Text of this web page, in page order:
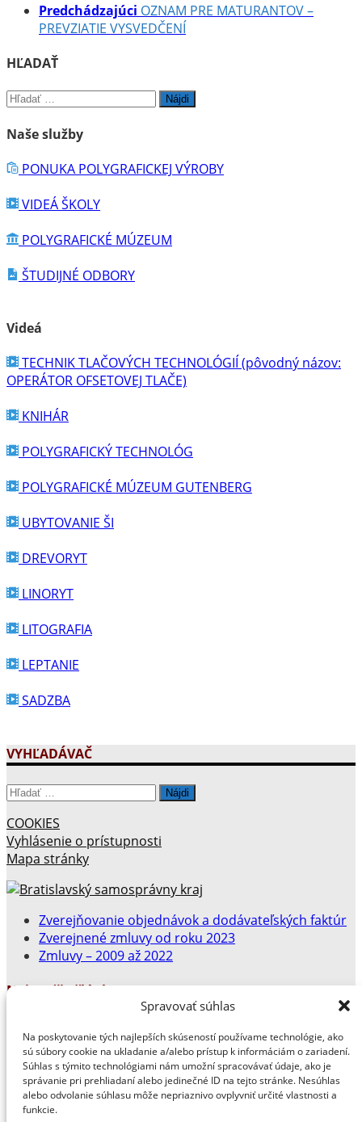
Spravovať súhlas
Na poskytovanie tých najlepších skúseností používame technológie, ako
sú súbory cookie na ukladanie a/alebo prístup k informáciám o zariadení.
Súhlas s týmito technológiami nám umožní spracovávať údaje, ako je
správanie pri prehliadaní alebo jedinečné ID na tejto stránke. Nesúhlas
alebo odvolanie súhlasu môže nepriaznivo ovplyvniť určité vlastnosti a
funkcie.
Predchádzajúci OZNAM PRE MATURANTOV –
PREVZIATIE VYSVEDČENÍ
HĽADAŤ
Hľadať:
Naše služby
PONUKA POLYGRAFICKEJ VÝROBY
VIDEÁ ŠKOLY
POLYGRAFICKÉ MÚZEUM
ŠTUDIJNÉ ODBORY
Videá
TECHNIK TLAČOVÝCH TECHNOLÓGIÍ (pôvodný názov:
OPERÁTOR OFSETOVEJ TLAČE)
KNIHÁR
POLYGRAFICKÝ TECHNOLÓG
POLYGRAFICKÉ MÚZEUM GUTENBERG
UBYTOVANIE ŠI
DREVORYT
LINORYT
LITOGRAFIA
LEPTANIE
SADZBA
VYHĽADÁVAČ
Hľadať:
COOKIES
Vyhlásenie o prístupnosti
Mapa stránky
Zverejňovanie objednávok a dodávateľských faktúr
Zverejnené zmluvy od roku 2023
Zmluvy – 2009 až 2022
Najnovšie články
Po 50 rokoch opäť v školských laviciach
VIDEO: PRÁZDNINY
Stredoškolská súťaž v zhotovení knižných publikácii
a školských časopisov
Litografický workshop s maliarom a grafikom